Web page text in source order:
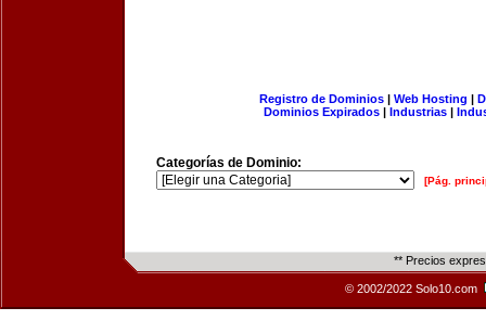
Registro de Dominios| Web Hosting |
Dominios Expirados | Industrias |
Categorías de Dominio:
[Pág.
** Precios
© 2002/2022 Solo10.com